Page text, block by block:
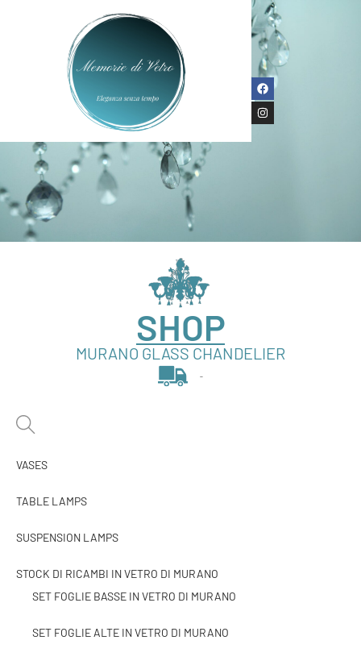
SHOP
MURANO GLASS CHANDELIER
-
VASES
TABLE LAMPS
SUSPENSION LAMPS
STOCK DI RICAMBI IN VETRO DI MURANO
SET FOGLIE BASSE IN VETRO DI MURANO
SET FOGLIE ALTE IN VETRO DI MURANO